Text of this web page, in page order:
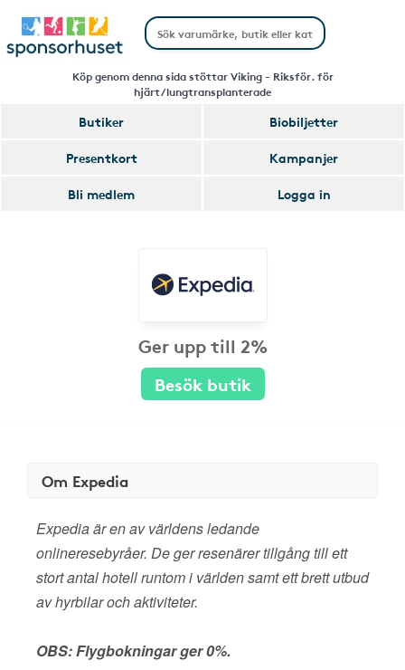
Köp genom denna sida stöttar Viking - Riksför. för
hjärt/lungtransplanterade
Butiker
Biobiljetter
Presentkort
Kampanjer
Bli medlem
Logga in
Ger upp till 2%
Besök butik
Om Expedia
Expedia är en av världens ledande
onlineresebyråer. De ger resenärer tillgång till ett
stort antal hotell runtom i världen samt ett brett utbud
av hyrbilar och aktiviteter.
OBS: Flygbokningar ger 0%.